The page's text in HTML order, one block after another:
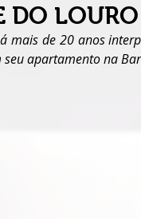
DO
mais de 20 anos
apartamento na